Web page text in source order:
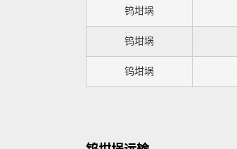
钨坩埚
钨坩埚
钨坩埚